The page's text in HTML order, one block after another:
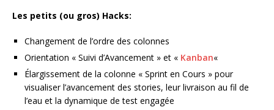
Les petits (ou gros) Hacks:
Changement de l’ordre des colonnes
Orientation « Suivi d’Avancement » et « Kanban«
Élargissement de la colonne « Sprint en Cours » pour
visualiser l’avancement des stories, leur livraison au fil de
l’eau et la dynamique de test engagée